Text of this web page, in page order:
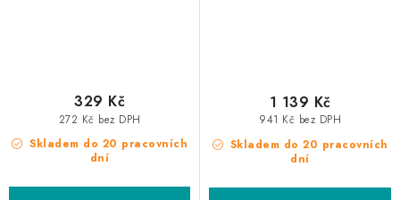
Skladem do 20 pracovních
dní
272 Kč bez DPH
329 Kč
Skladem do 20 pracovních
dní
941 Kč bez DPH
1 139 Kč